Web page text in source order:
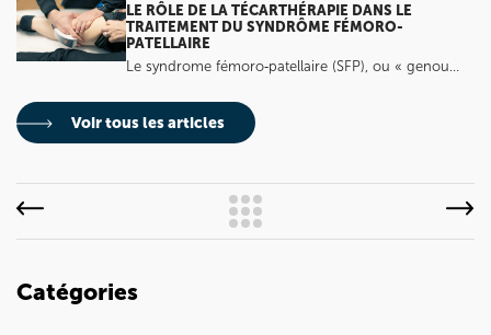
LE RÔLE DE LA TÉCARTHÉRAPIE DANS LE
TRAITEMENT DU SYNDRÔME FÉMORO-
PATELLAIRE
Le syndrome fémoro‑patellaire (SFP), ou « genou…
Voir tous les articles
Catégories